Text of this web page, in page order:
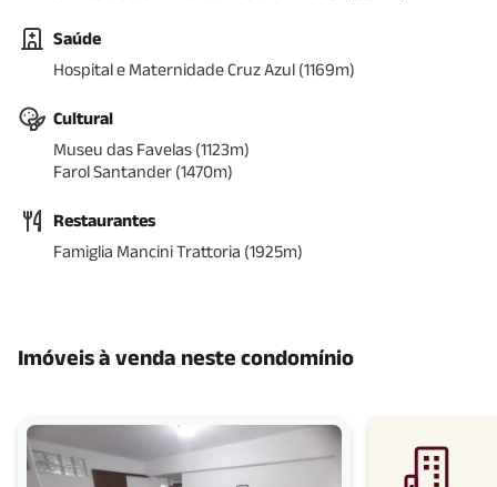
Saúde
Hospital e Maternidade Cruz Azul (1169m)
Cultural
Museu das Favelas (1123m)
Farol Santander (1470m)
Restaurantes
Famiglia Mancini Trattoria (1925m)
Imóveis à venda neste condomínio